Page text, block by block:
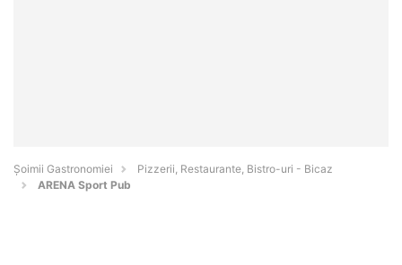
Șoimii Gastronomiei
Pizzerii, Restaurante, Bistro-uri - Bicaz
ARENA Sport Pub